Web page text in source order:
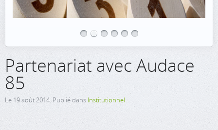
Partenariat avec Audace
85
Le 19 août 2014. Publié dans Institutionnel